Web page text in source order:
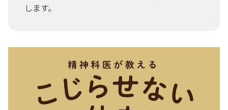
します。